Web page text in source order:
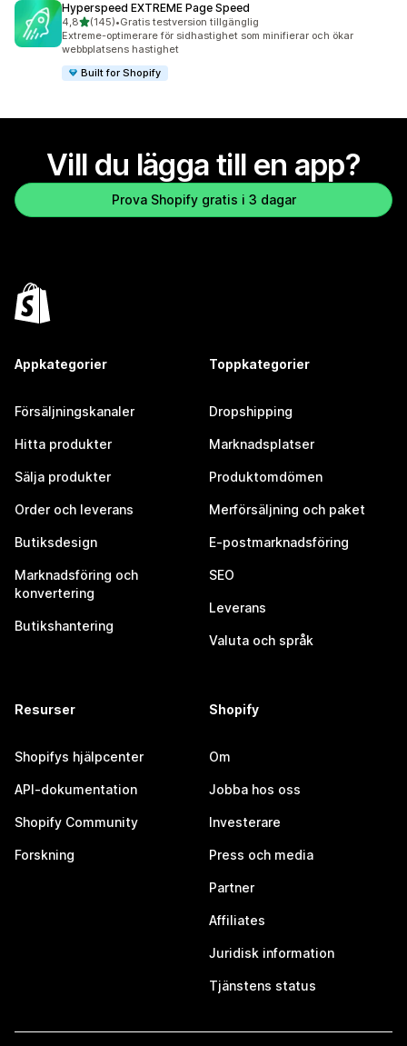
Hyperspeed EXTREME Page Speed
4,8av 5 stjärnor
(145)
145 recensioner totalt
•Gratis testversion tillgänglig
Extreme-optimerare för sidhastighet som minifierar och ökar
webbplatsens hastighet
Built for Shopify
Vill du lägga till en app?
Prova Shopify gratis i 3 dagar
Appkategorier
Försäljningskanaler
Hitta produkter
Sälja produkter
Order och leverans
Butiksdesign
Marknadsföring och
konvertering
Butikshantering
Toppkategorier
Dropshipping
Marknadsplatser
Produktomdömen
Merförsäljning och paket
E-postmarknadsföring
SEO
Leverans
Valuta och språk
Resurser
Shopifys hjälpcenter
API-dokumentation
Shopify Community
Forskning
Shopify
Om
Jobba hos oss
Investerare
Press och media
Partner
Affiliates
Juridisk information
Tjänstens status